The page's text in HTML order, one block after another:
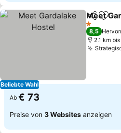
Beliebte Wahl
TeilenZu
Meet
1 Sterne
8,5
2.1 km
Ab € 73
Preise von 3 Websites anzeigen